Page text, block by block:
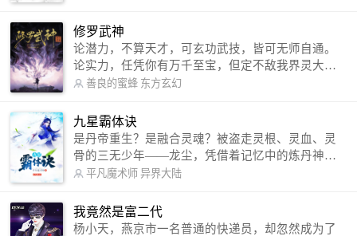
微博：皇甫奇（地址：http://weibo.com/u/25284575
87） QQ交流群：320238210【普通群】 574501330
【VIP订阅群】 欢迎大家关注。
修罗武神
论潜力，不算天才，可玄功武技，皆可无师自通。
论实力，任凭你有万千至宝，但定不敌我界灵大
军。 我是谁？天下众生视我为修罗，却不知，我以
信公众号：善良的蜜蜂后援会）
善良的蜜蜂 东方玄幻
九星霸体诀
是丹帝重生？是融合灵魂？被盗走灵根、灵血、灵
骨的三无少年——龙尘，凭借着记忆中的炼丹神
术，修行神秘功法九星霸体诀，拨开重重迷雾，解
勾搭各色美女，镇压恶鬼邪神。 江湖传闻：龙
尘一到，地吼天啸。龙尘一出，鬼泣神哭。 本
平凡魔术师 异界大陆
我竟然是富二代
杨小天，燕京市一名普通的快递员，却忽然成为了